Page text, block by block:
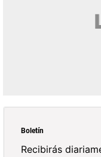
Boletín
Recibirás